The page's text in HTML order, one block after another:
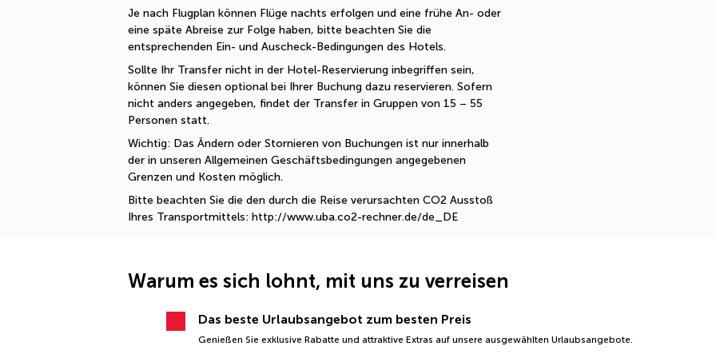
Je nach Flugplan können Flüge nachts erfolgen und eine frühe An- oder
eine späte Abreise zur Folge haben, bitte beachten Sie die
entsprechenden Ein- und Auscheck-Bedingungen des Hotels.
Sollte Ihr Transfer nicht in der Hotel-Reservierung inbegriffen sein,
können Sie diesen optional bei Ihrer Buchung dazu reservieren. Sofern
nicht anders angegeben, findet der Transfer in Gruppen von 15 – 55
Personen statt.
Wichtig: Das Ändern oder Stornieren von Buchungen ist nur innerhalb
der in unseren Allgemeinen Geschäftsbedingungen angegebenen
Grenzen und Kosten möglich.
Bitte beachten Sie die den durch die Reise verursachten CO2 Ausstoß
Ihres Transportmittels: http://www.uba.co2-rechner.de/de_DE
Warum es sich lohnt, mit uns zu verreisen
Das beste Urlaubsangebot zum besten Preis
Genießen Sie exklusive Rabatte und attraktive Extras auf unsere ausgewählten Urlaubsangebote.